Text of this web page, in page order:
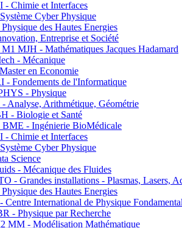
Chimie et Interfaces
Cyber Physique
des Hautes Energies
Entreprise et Société
MJH - Mathématiques Jacques Hadamard
- Mécanique
en Economie
Fondements de l'Informatique
- Physique
Arithmétique, Géométrie
- Biologie et Santé
- Ingénierie BioMédicale
Chimie et Interfaces
Cyber Physique
Science
- Mécanique des Fluides
- Grandes installations - Plasmas, Lasers,
des Hautes Energies
International de Physique
- Physique par Recherche
MM - Modélisation Mathématique